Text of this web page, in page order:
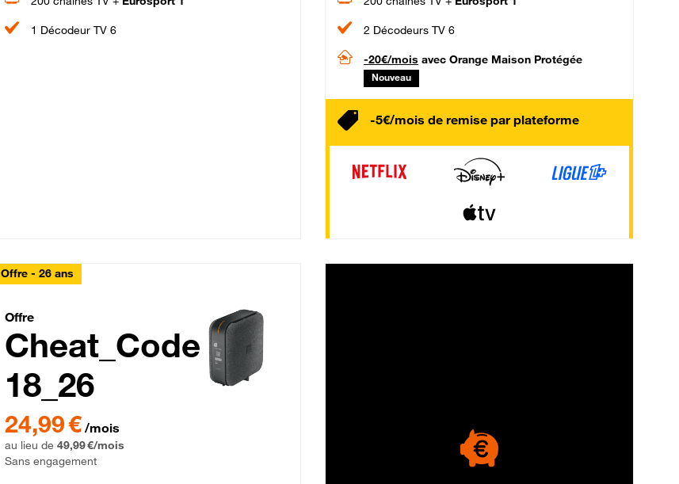
1 Décodeur TV 6 2 Décodeurs TV 6
-20€/mois avec Orange Maison Protégée
Nouveau
-5€/mois de remise par plateforme
Offre - 26 ans
Cheat_Code Fibre_18_26
Offre
Cheat_Code
18_26
24,99 € /mois
au lieu de 49,99 €/mois
Sans engagement